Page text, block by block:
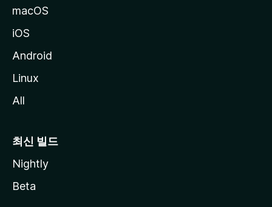
macOS
iOS
Android
Linux
All
최신 빌드
Nightly
Beta